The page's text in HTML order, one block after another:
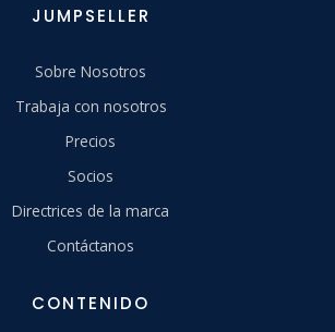
JUMPSELLER
Sobre Nosotros
Trabaja con nosotros
Precios
Socios
Directrices de la marca
Contáctanos
CONTENIDO